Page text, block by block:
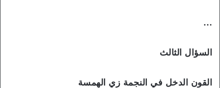
…
السؤال الثالث
القون الدخل في النجمة زي الهمسة